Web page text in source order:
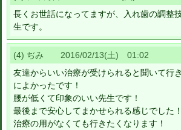
長くお世話になってますが、入れ歯の調整
生です。
(4) ぢみ 2016/02/13(土) 01:02
友達からいい治療が受けられると聞いて行
によかったです！
腰が低くて印象のいい先生です！
最後まで安心してまかせられる感じでした！
治療の用がなくても行きたくなります！